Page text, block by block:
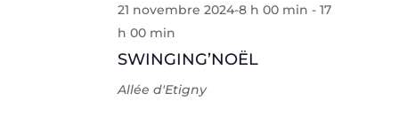
SWINGING’NOËL
21 novembre 2024-8 h 00 min -17
h 00 min
Allée d'Etigny